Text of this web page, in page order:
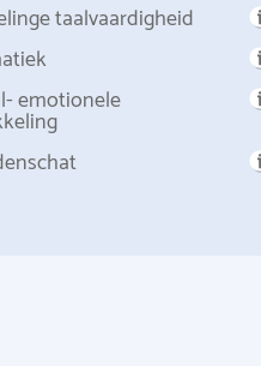
taalvaardigheid
emotionele